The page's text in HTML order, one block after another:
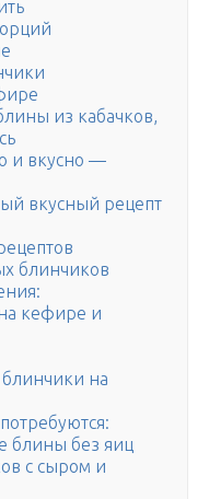
из кабачков,
и вкусно —
вкусный рецепт
блинчиков
кефире и
на
блины без яиц
с сыром и